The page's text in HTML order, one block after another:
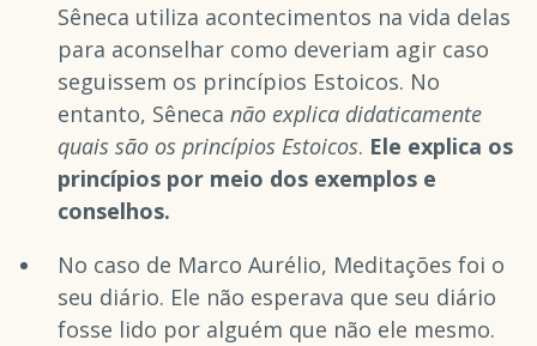
Sêneca utiliza acontecimentos na vida delas
para aconselhar como deveriam agir caso
seguissem os princípios Estoicos. No
entanto, Sêneca não explica didaticamente
quais são os princípios Estoicos. Ele explica os
princípios por meio dos exemplos e
conselhos.
No caso de Marco Aurélio, Meditações foi o
seu diário. Ele não esperava que seu diário
fosse lido por alguém que não ele mesmo.